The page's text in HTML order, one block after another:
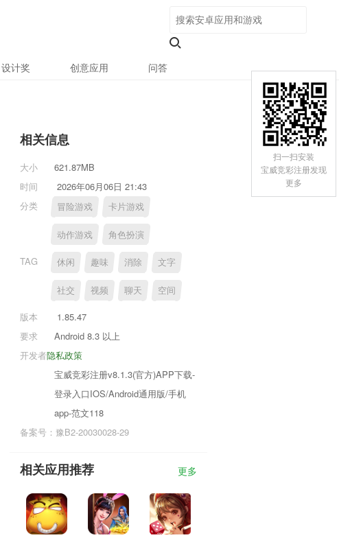
设计奖 创意应用 问答
相关信息
大小
621.87MB
时间
2026年06月06日 21:43
分类
冒险游戏 卡片游戏
动作游戏 角色扮演
TAG 休闲 趣味 消除 文字
社交 视频 聊天 空间
版本
1.85.47
要求
Android 8.3 以上
隐私政策
开发者
宝威竞彩注册v8.1.3(官方)APP下载-
登录入口IOS/Android通用版/手机
app-范文118
备案号：豫B2-20030028-29
相关应用推荐 更多
扫一扫安装
宝威竞彩注册发现
更多